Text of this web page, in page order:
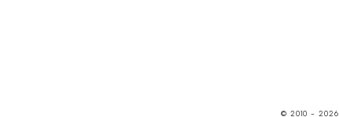
© 2010 -2026